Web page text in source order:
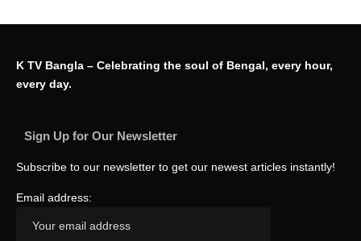
K TV Bangla – Celebrating the soul of Bengal, every hour,
every day.
Sign Up for Our Newsletter
Subscribe to our newsletter to get our newest articles instantly!
Email address: